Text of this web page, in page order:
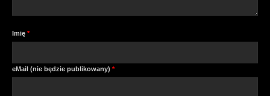
Imię *
eMail (nie będzie publikowany) *